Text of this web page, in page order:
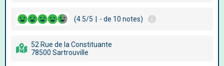
(4.5/5 - de 10 notes)
52 Rue de la Constituante
78500 Sartrouville